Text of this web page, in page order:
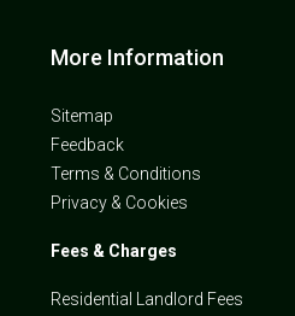
More Information
Sitemap
Feedback
Terms & Conditions
Privacy & Cookies
Fees & Charges
Residential Landlord Fees